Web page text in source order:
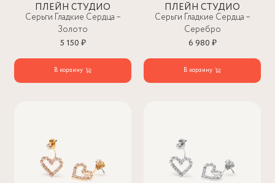
ПЛЕЙН СТУДИО
Серьги Гладкие Сердца –
Золото
5 150 ₽
В корзину
ПЛЕЙН СТУДИО
Серьги Гладкие Сердца –
Серебро
6 980 ₽
В корзину